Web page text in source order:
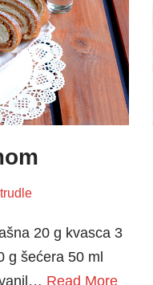
20 g kvasca 3
g šećera 50 ml
Read More